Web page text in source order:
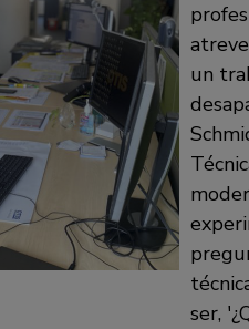
un
ser,